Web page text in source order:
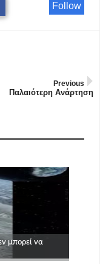
Follow
Previous
Παλαιότερη Ανάρτηση